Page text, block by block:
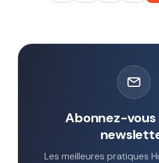
Abonnez-vous
Les meilleures pratiques